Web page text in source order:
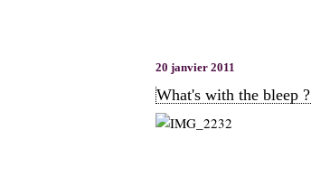
20 janvier 2011
What's with the bleep ?